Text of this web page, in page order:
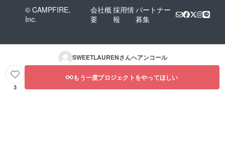
© CAMPFIRE,
Inc.
会社概
要
採用情
報
パートナー
募集
SWEETLAURENさんへアンコール
3
もう一度プロジェクトをやってほしい